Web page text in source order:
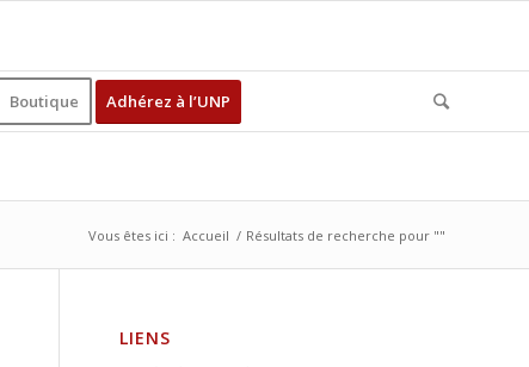
Boutique Adhérez à l’UNP
Vous êtes ici : Accueil / Résultats de recherche pour ""
LIENS